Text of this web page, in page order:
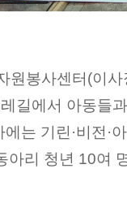
원봉사센터 (이사
길에서 아동들
에는 기린 ·비전 ·
아리 청년 10여